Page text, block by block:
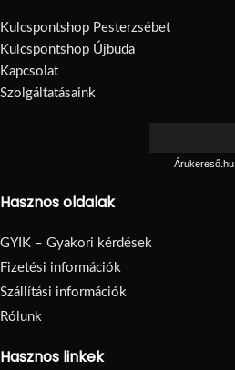
Kulcspontshop Pesterzsébet
Kulcspontshop Újbuda
Kapcsolat
Szolgáltatásaink
Árukereső.hu
Hasznos oldalak
GYIK – Gyakori kérdések
Fizetési információk
Szállítási információk
Rólunk
Hasznos linkek